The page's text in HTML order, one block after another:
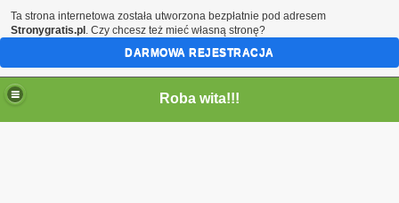
Roba wita!!!
Ta strona internetowa została utworzona bezpłatnie pod adresem
Stronygratis.pl . Czy chcesz też mieć własną stronę?
DARMOWA REJESTRACJA